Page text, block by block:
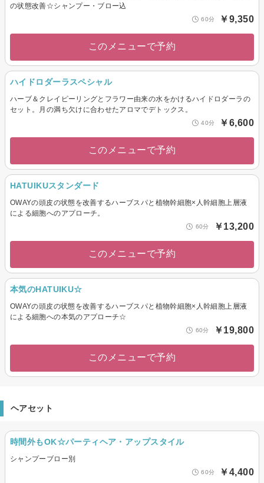
の状態改善☆シャンプー・ブロー込
60分 ￥9,350
このメニューで予約
ハイドロダーラスペシャル
ハーブ＆クレイピーリングとフラワー由来の水をかけるハイドロダーラの
セット。月の満ち欠けに合わせたアロマでデトックス。
40分 ￥6,600
このメニューで予約
HATUIKUスタンダード
OWAYの頭皮の状態を改善するハーブスパと植物幹細胞×人幹細胞上層液
による細胞へのアプローチ。
60分 ￥13,200
このメニューで予約
本気のHATUIKU☆
OWAYの頭皮の状態を改善するハーブスパと植物幹細胞×人幹細胞上層液
による細胞への本気のアプローチ☆
60分 ￥19,800
このメニューで予約
ヘアセット
時間外もOK☆パーティヘア・アップスタイル
シャンプーブロー別
60分 ￥4,400